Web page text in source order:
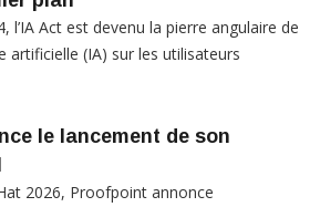
l’IA Act est devenu la pierre angulaire de
artificielle (IA) sur les utilisateurs
le lancement de son
2026, Proofpoint annonce